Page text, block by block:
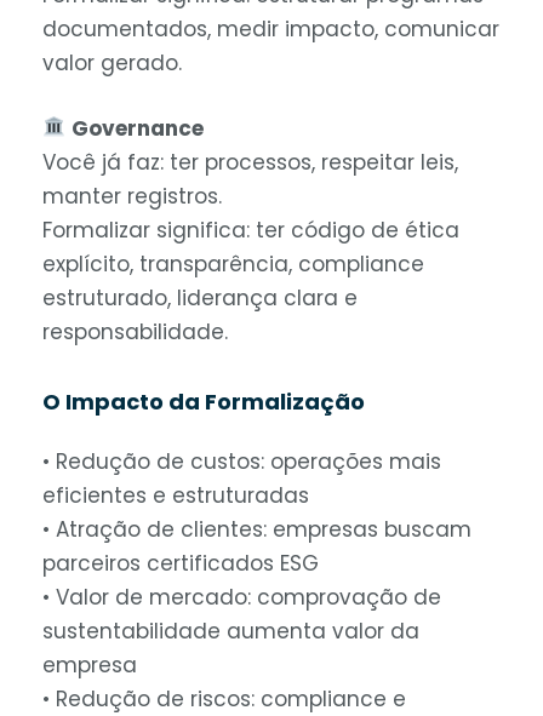
documentados, medir impacto, comunicar
valor gerado.
Governance
Você já faz: ter processos, respeitar leis,
manter registros.
Formalizar significa: ter código de ética
explícito, transparência, compliance
estruturado, liderança clara e
responsabilidade.
O Impacto da Formalização
• Redução de custos: operações mais
eficientes e estruturadas
• Atração de clientes: empresas buscam
parceiros certificados ESG
• Valor de mercado: comprovação de
sustentabilidade aumenta valor da
empresa
• Redução de riscos: compliance e